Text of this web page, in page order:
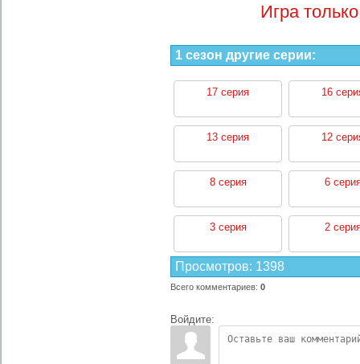
Игра
1 сезон другие серии:
17 серия 16
13 серия 12
8 серия 6
3 серия 2
Просмотров: 1398
Всего комментариев: 0
Войдите: